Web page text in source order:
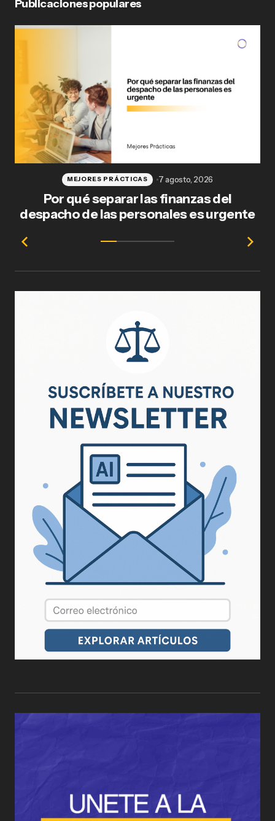
Publicaciones populares
Por qué separar las finanzas del
despacho de las personales es urgente
MEJORES PRÁCTICAS 7 agosto, 2026